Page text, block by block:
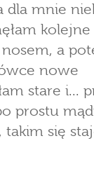
dla mnie
kolejne
a
nowe
stare i...
prostu
się